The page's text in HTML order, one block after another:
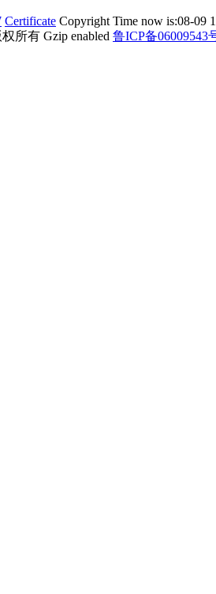
Certificate Copyright Time now is:08-09
所有 Gzip enabled 鲁ICP备06009543